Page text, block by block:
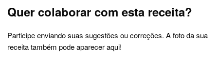
Quer colaborar com esta receita?
Participe enviando suas sugestões ou correções. A foto da sua
receita também pode aparecer aqui!